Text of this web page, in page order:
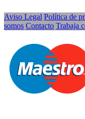
Aviso Legal Política de
somos Contacto Trabaja